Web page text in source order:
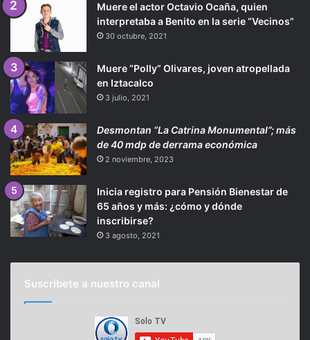
Muere el actor Octavio Ocaña, quien
interpretaba a Benito en la serie “Vecinos”
30 octubre, 2021
Muere “Polly” Olivares, joven atropellada
en Iztacalco
3 julio, 2021
Desmontan “La Catrina Monumental”; más
de 40 mdp de derrama económica
2 noviembre, 2023
Inicia registro para Pensión Bienestar de
65 años y más: ¿cómo y dónde
inscribirse?
3 agosto, 2021
Suscríbete a nuestro canal